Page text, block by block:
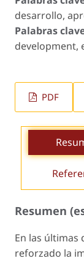
desarrollo,
Palabras
development,
PDF
Resumen
En las últimas
reforzado la